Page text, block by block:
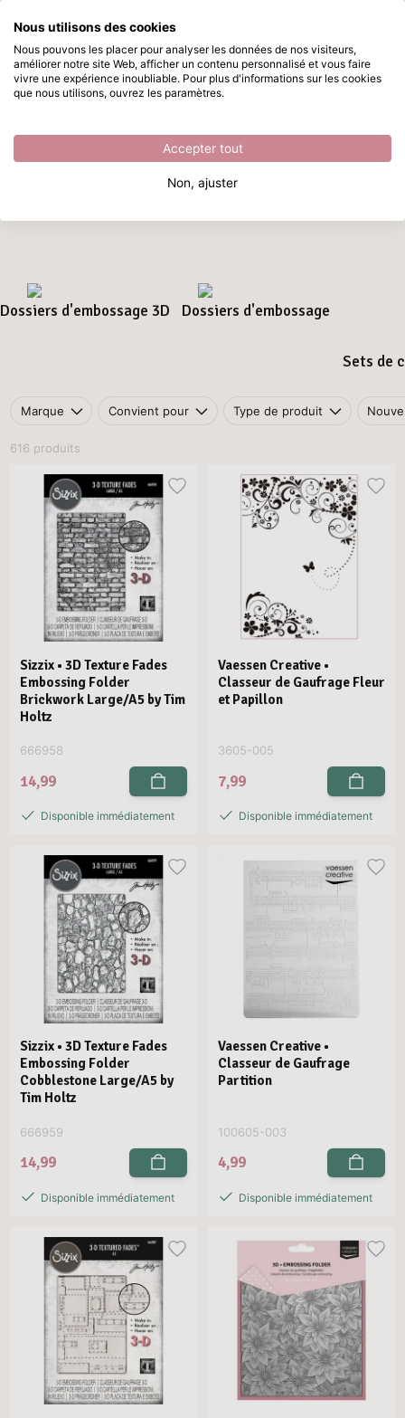
Passer au contenu principal
Disponible immédiatement
Classeurs de gaufrage
Accueil / Découper et gaufrer / Classeurs de gaufrage
Classeurs de gaufrage
Avec lesclasseurs de gaufrage, vous apportez structure et
profondeur à vos projets en papier. Idéal pour les cartes,
Dossiers d'embossage 3D Dossiers d'embossage
Sets de
Marque Convient pour Type de produit
616 produits
Sizzix • 3D Texture Fades
Embossing Folder
Brickwork Large/A5 by Tim
Holtz
666958
14,99
Disponible immédiatement
Vaessen Creative •
Classeur de Gaufrage Fleur
et Papillon
3605-005
7,99
Disponible immédiatement
Sizzix • 3D Texture Fades
Embossing Folder
Cobblestone Large/A5 by
Tim Holtz
666959
14,99
Disponible immédiatement
Vaessen Creative •
Classeur de Gaufrage
Partition
100605-003
4,99
Disponible immédiatement
Nous utilisons des cookies
Nous pouvons les placer pour analyser les données de nos visiteurs,
améliorer notre site Web, afficher un contenu personnalisé et vous faire
vivre une expérience inoubliable. Pour plus d'informations sur les cookies
que nous utilisons, ouvrez les paramètres.
Accepter tout
Non, ajuster